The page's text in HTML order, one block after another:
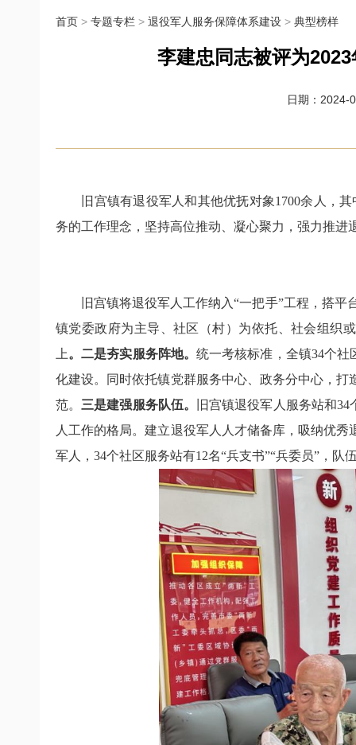
首页 > 专题专栏 > 退役军人服务保障体系建设 > 典型榜样
李建忠同志被评为
日期：2024-
旧宫镇有退役军人和其他优抚对象1700余人，其
务的工作理念，坚持高位推动、凝心聚力，强力推进
旧宫镇将退役军人工作纳入“一把手”工程，搭
镇党委政府为主导、社区（村）为依托、社会组织
上。二是夯实服务阵地。统一考核标准， 全镇34个社
化建设。同时依托镇党群服务中心、政务分中心，打
范。 三是建强服务队伍。 旧宫镇退役军人服务站和34
人工作的格局。建立退役军人人才储备库，吸纳优
军人， 34个社区服务站有12名“兵支书”“兵委员”，队